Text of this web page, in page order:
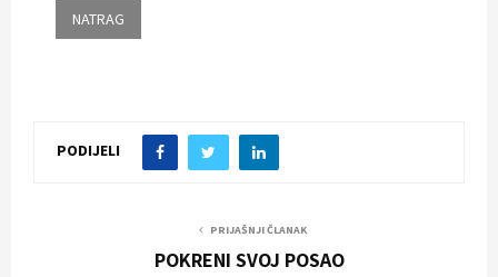
PODIJELI
PRIJAŠNJI ČLANAK
POKRENI SVOJ POSAO